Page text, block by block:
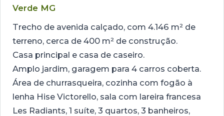
Verde MG
Trecho de avenida calçado, com 4.146 m² de
terreno, cerca de 400 m² de construção.
Casa principal e casa de caseiro.
Amplo jardim, garagem para 4 carros coberta.
Área de churrasqueira, cozinha com fogão à
lenha Hise Victorello, sala com lareira francesa
Les Radiants, 1 suíte, 3 quartos, 3 banheiros,